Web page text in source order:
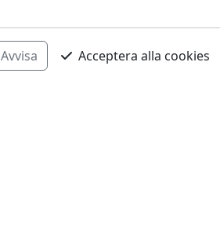
Avvisa Acceptera alla cookies